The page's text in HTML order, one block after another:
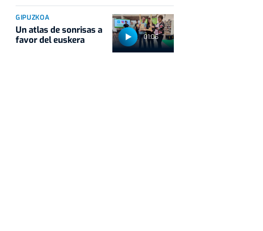
01:06
GIPUZKOA
Un atlas de sonrisas a
favor del euskera